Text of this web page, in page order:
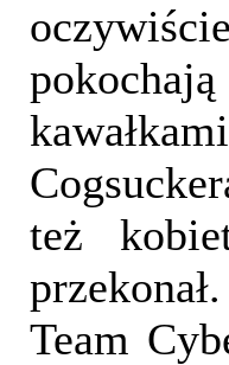
też
przekonał.
Team